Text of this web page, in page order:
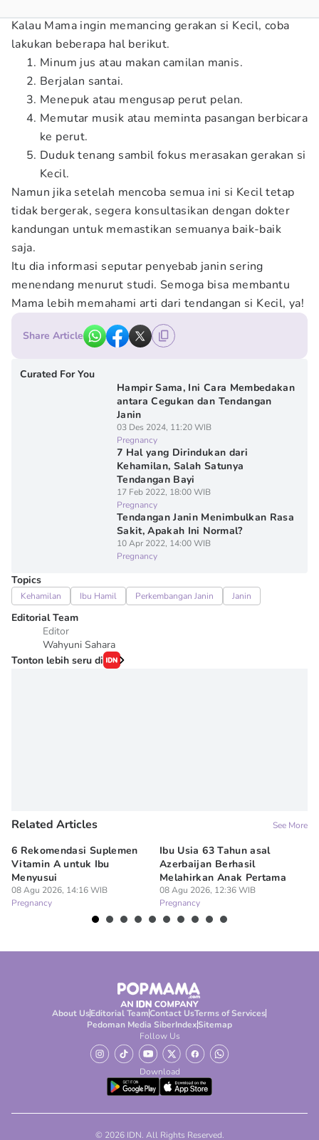
Kalau Mama ingin memancing gerakan si Kecil, coba
lakukan beberapa hal berikut.
Minum jus atau makan camilan manis.
Berjalan santai.
Menepuk atau mengusap perut pelan.
Memutar musik atau meminta pasangan berbicara
ke perut.
Duduk tenang sambil fokus merasakan gerakan si
Kecil.
Namun jika setelah mencoba semua ini si Kecil tetap
tidak bergerak, segera konsultasikan dengan dokter
kandungan untuk memastikan semuanya baik-baik
saja.
Itu dia informasi seputar penyebab janin sering
menendang menurut studi. Semoga bisa membantu
Mama lebih memahami arti dari tendangan si Kecil, ya!
Share Article
Curated For You
Hampir Sama, Ini Cara Membedakan
antara Cegukan dan Tendangan
Janin
03 Des 2024, 11:20 WIB
Pregnancy
7 Hal yang Dirindukan dari
Kehamilan, Salah Satunya
Tendangan Bayi
17 Feb 2022, 18:00 WIB
Pregnancy
Tendangan Janin Menimbulkan Rasa
Sakit, Apakah Ini Normal?
10 Apr 2022, 14:00 WIB
Pregnancy
Topics
Kehamilan Ibu Hamil Perkembangan Janin Janin
Editorial Team
Editor
Wahyuni Sahara
Tonton lebih seru di
Related Articles See More
6 Rekomendasi Suplemen
Vitamin A untuk Ibu
Menyusui
08 Agu 2026, 14:16 WIB
Pregnancy
Ibu Usia 63 Tahun asal
Azerbaijan Berhasil
Melahirkan Anak Pertama
08 Agu 2026, 12:36 WIB
Pregnancy
About UsEditorial TeamContact UsTerms of Services
Pedoman Media SiberIndexSitemap
Follow Us
Download
© 2026 IDN. All Rights Reserved.